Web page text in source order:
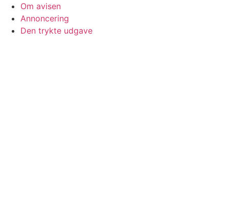
Om avisen
Annoncering
Den trykte udgave